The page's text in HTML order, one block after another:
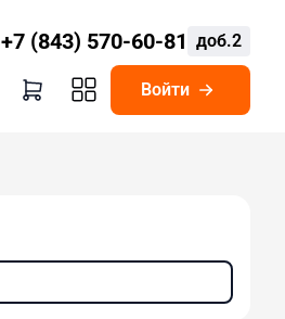
+7 (843) 570-60-81 доб.2
Войти